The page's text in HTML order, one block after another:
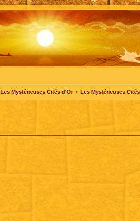
Les Mystérieuses Cités d'Or Les Mystérieuses